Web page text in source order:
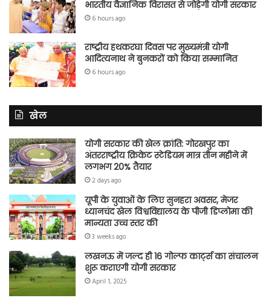
भारतीय वैज्ञानिक विरासत से जोड़ेगी योगी सरकार
6 hours ago
राष्ट्रीय हथकरघा दिवस पर मुख्यमंत्री योगी
आदित्यनाथ ने बुनकरों को किया सम्मानित
6 hours ago
खेल
योगी सरकार की खेल क्रांति: गोरखपुर का
अंतरराष्ट्रीय क्रिकेट स्टेडियम मात्र तीन महीने में
लगभग 20% तैयार
2 days ago
यूपी के युवाओं के लिए सुनहरा अवसर, मेजर
ध्यानचंद खेल विश्वविद्यालय के पीजी डिप्लोमा की
मान्यता उच्च स्तर की
3 weeks ago
लखनऊ में जल्द ही 16 गोल्फ कार्ट्स का संचालन
शुरू कराएगी योगी सरकार
April 1, 2025